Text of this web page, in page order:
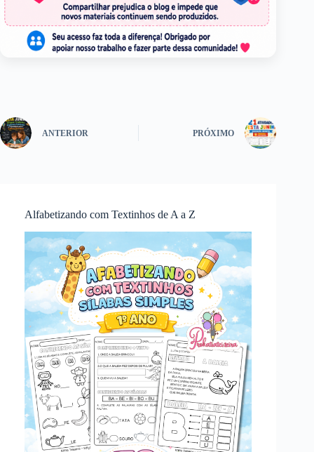
ANTERIOR PRÓXIMO
Alfabetizando com Textinhos de A a Z